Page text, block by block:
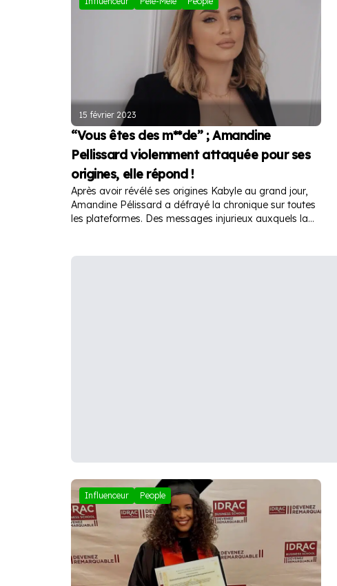
15 février 2023
“Vous êtes des m**de” ; Amandine
Pellissard violemment attaquée pour ses
origines, elle répond !
Après avoir révélé ses origines Kabyle au grand jour,
Amandine Pélissard a défrayé la chronique sur toutes
les plateformes. Des messages injurieux auxquels la
Influenceur People